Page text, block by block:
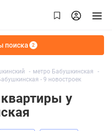
поиска 2
метро Бабушкинская
- 9 новостроек
у